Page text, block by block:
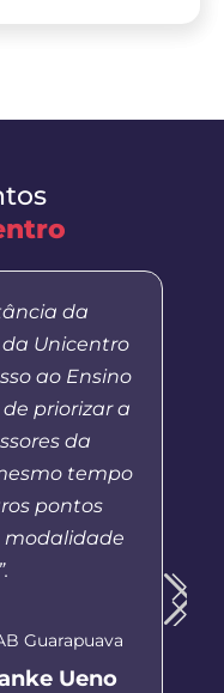
da
Unicentro
ao Ensino
priorizar a
da
tempo
pontos
modalidade
Guarapuava
Ueno